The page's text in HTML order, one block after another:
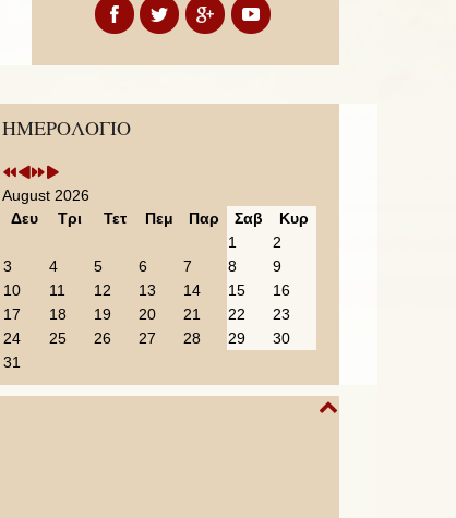
ΗΜΕΡΟΛΟΓΙΟ
Previous
Year
Previous
Month
Next
Year
Next
Month
August 2026
Δευ
Τρι Τετ Πεμ Παρ Σαβ
Κυρ
1
2
3
4 5 6 7 8
9
10
11 12 13 14 15
16
17
18 19 20 21 22
23
24
25 26 27 28 29
30
31